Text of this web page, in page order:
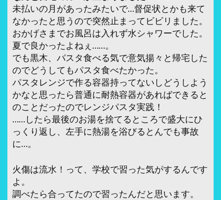
未払いの月があったみたいで…督促状とかも来て
なかったと思うので突然止まってビビリました。
おかげさまでお風呂は入れず水シャワーでした。
夏で良かったよねぇ……。
でも黒木、パスタ食べる気で意気揚々と帰宅した
のでどうしてもパスタ食べたかった。
パスタレンジで作る容器持ってないしどうしよう
かなと思ったら普通に耐熱容器があればできると
のことだったのでレンジパスタ実践！
……したら最後のお湯を捨てるところで盛大にひ
っくり返し、左手に熱湯を浴びるとんでも事故
に…。
火傷は流水！って、学校で習った気がするんです
よ。
調べたら合ってたので習ったんだと思います。